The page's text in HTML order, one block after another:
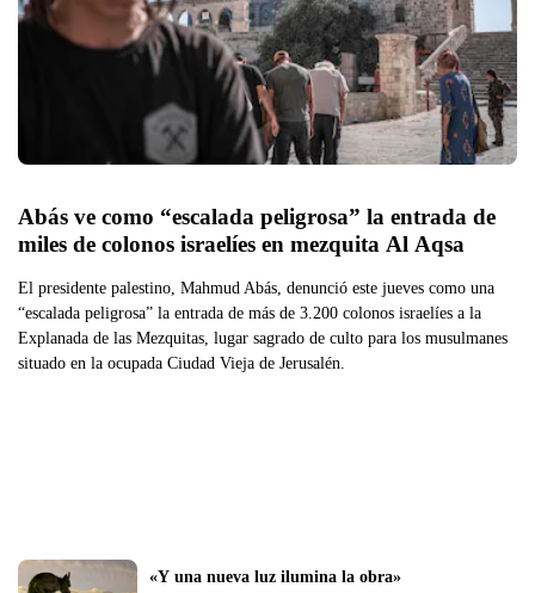
Abás ve como “escalada peligrosa” la entrada de
miles de colonos israelíes en mezquita Al Aqsa
El presidente palestino, Mahmud Abás, denunció este jueves como una
“escalada peligrosa” la entrada de más de 3.200 colonos israelíes a la
Explanada de las Mezquitas, lugar sagrado de culto para los musulmanes
situado en la ocupada Ciudad Vieja de Jerusalén.
«Y una nueva luz ilumina la obra»